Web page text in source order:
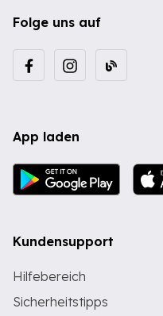
Folge uns auf
App laden
Kundensupport
Hilfebereich
Sicherheitstipps